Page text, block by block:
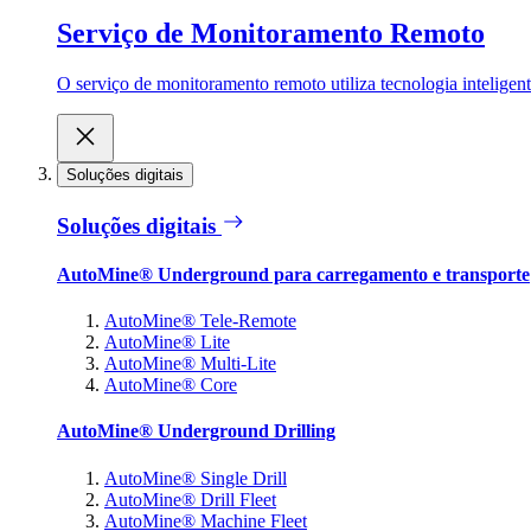
Serviço de Monitoramento Remoto
O serviço de monitoramento remoto utiliza tecnologia
Soluções digitais
Soluções digitais
AutoMine® Underground para carregamento e transporte
AutoMine® Tele-Remote
AutoMine® Lite
AutoMine® Multi-Lite
AutoMine® Core
AutoMine® Underground Drilling
AutoMine® Single Drill
AutoMine® Drill Fleet
AutoMine® Machine Fleet